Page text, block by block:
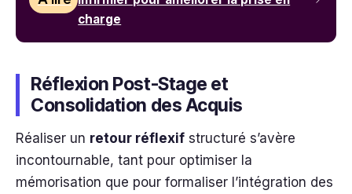
charge
Réflexion Post-Stage et
Consolidation des Acquis
Réaliser un retour réflexif structuré s’avère
incontournable, tant pour optimiser la
mémorisation que pour formaliser l’intégration des